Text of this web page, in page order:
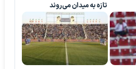
تازه به میدان می‌روند